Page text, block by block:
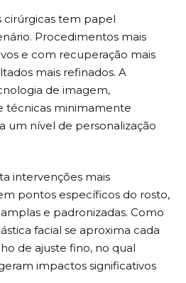
cirúrgicas tem papel
Procedimentos mais
e com recuperação mais
mais refinados. A
de imagem,
técnicas minimamente
um nível de personalização
intervenções mais
pontos específicos do rosto,
e padronizadas. Como
facial se aproxima cada
de ajuste fino, no qual
impactos significativos